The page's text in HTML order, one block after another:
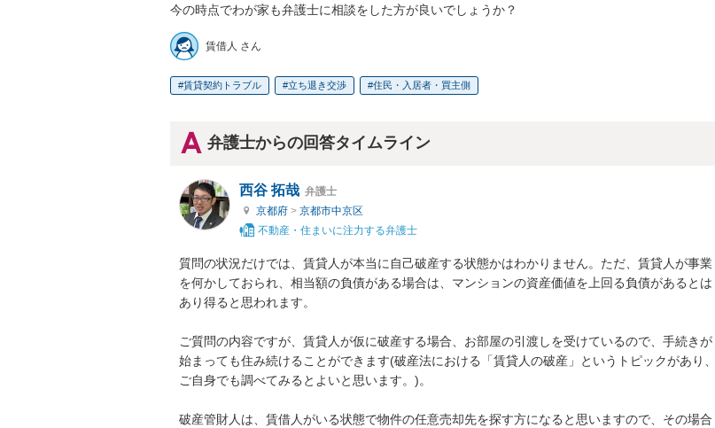
今の時点でわが家も弁護士に相談をした方が良いでしょうか？
賃借人 さん
賃貸契約トラブル 立ち退き交渉 住民・入居者・買主側
弁護士からの回答タイムライン
西谷 拓哉 弁護士
京都府 > 京都市中京区
不動産・住まいに注力する弁護士
質問の状況だけでは、賃貸人が本当に自己破産する状態かはわかりません。ただ、賃貸人が事業
を何かしておられ、相当額の負債がある場合は、マンションの資産価値を上回る負債があるとは
あり得ると思われます。
ご質問の内容ですが、賃貸人が仮に破産する場合、お部屋の引渡しを受けているので、手続きが
始まっても住み続けることができます(破産法における「賃貸人の破産」というトピックがあり、
ご自身でも調べてみるとよいと思います。)。
破産管財人は、賃借人がいる状態で物件の任意売却先を探す方になると思いますので、その場合